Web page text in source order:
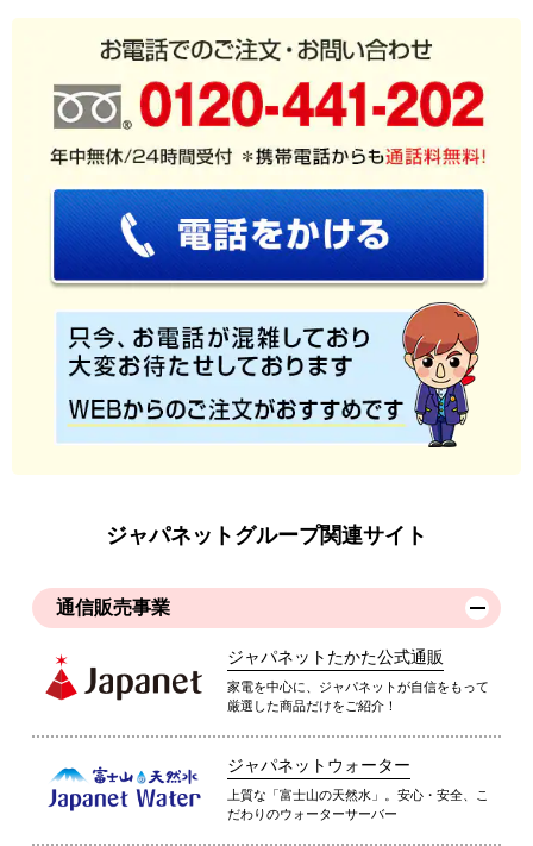
ジャパネットグループ関連サイト
通信販売事業
ジャパネットたかた公式通販
家電を中心に、ジャパネットが自信をもって
厳選した商品だけをご紹介！
ジャパネットウォーター
上質な「富士山の天然水」。安心・安全、こ
だわりのウォーターサーバー